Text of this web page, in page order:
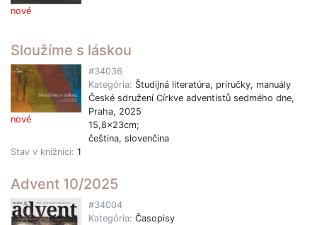
nové
Sloužíme s láskou
nové
#34036
Kategória: Študijná literatúra, príručky, manuály
České sdružení Církve adventistů sedmého dne,
Praha, 2025
15,8x23cm;
čeština, slovenčina
Stav v knižnici: 1
Advent 10/2025
#34004
Kategória: Časopisy